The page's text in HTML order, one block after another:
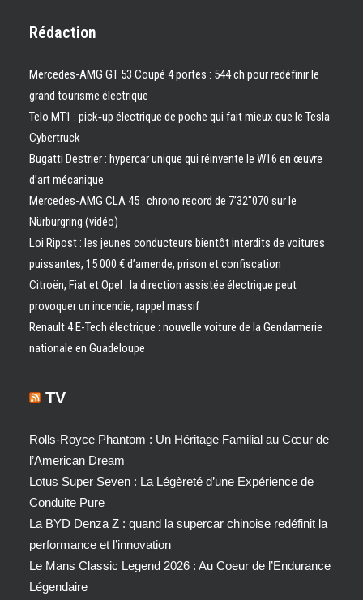
Rédaction
Mercedes-AMG GT 53 Coupé 4 portes : 544 ch pour redéfinir le
grand tourisme électrique
Telo MT1 : pick‑up électrique de poche qui fait mieux que le Tesla
Cybertruck
Bugatti Destrier : hypercar unique qui réinvente le W16 en œuvre
d’art mécanique
Mercedes-AMG CLA 45 : chrono record de 7’32″070 sur le
Nürburgring (vidéo)
Loi Ripost : les jeunes conducteurs bientôt interdits de voitures
puissantes, 15 000 € d’amende, prison et confiscation
Citroën, Fiat et Opel : la direction assistée électrique peut
provoquer un incendie, rappel massif
Renault 4 E-Tech électrique : nouvelle voiture de la Gendarmerie
nationale en Guadeloupe
TV
Rolls-Royce Phantom : Un Héritage Familial au Cœur de
l’American Dream
Lotus Super Seven : La Légèreté d’une Expérience de
Conduite Pure
La BYD Denza Z : quand la supercar chinoise redéfinit la
performance et l’innovation
Le Mans Classic Legend 2026 : Au Coeur de l’Endurance
Légendaire